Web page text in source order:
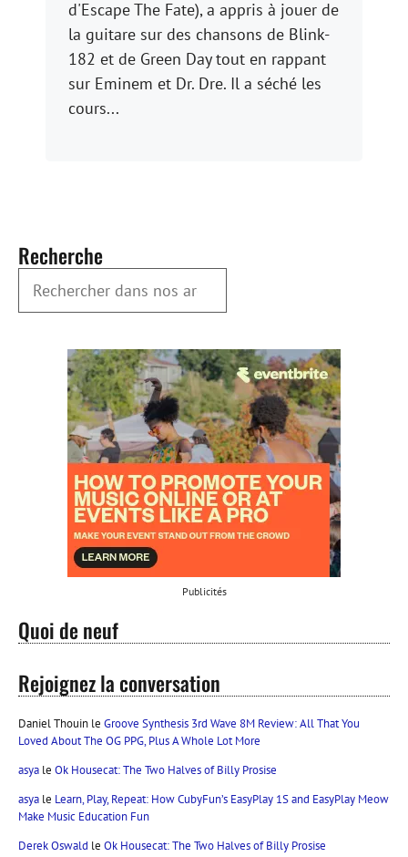
d'Escape The Fate), a appris à jouer de
la guitare sur des chansons de Blink-
182 et de Green Day tout en rappant
sur Eminem et Dr. Dre. Il a séché les
cours...
Recherche
Rechercher dans nos archives
Publicités
Quoi de neuf
Rejoignez la conversation
Daniel Thouin le Groove Synthesis 3rd Wave 8M Review: All That You
Loved About The OG PPG, Plus A Whole Lot More
asya le Ok Housecat: The Two Halves of Billy Prosise
asya le Learn, Play, Repeat: How CubyFun’s EasyPlay 1S and EasyPlay Meow
Make Music Education Fun
Derek Oswald le Ok Housecat: The Two Halves of Billy Prosise